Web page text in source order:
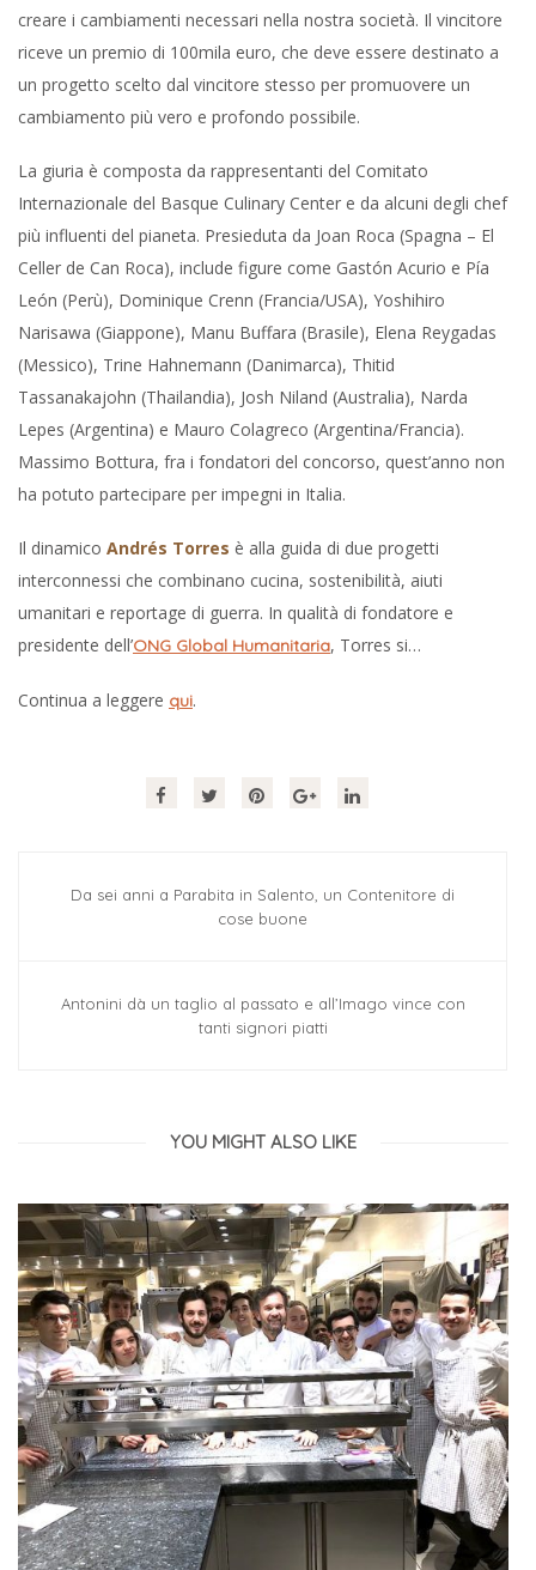
creare i cambiamenti necessari nella nostra società. Il vincitore
riceve un premio di 100mila euro, che deve essere destinato a
un progetto scelto dal vincitore stesso per promuovere un
cambiamento più vero e profondo possibile.
La giuria è composta da rappresentanti del Comitato
Internazionale del Basque Culinary Center e da alcuni degli chef
più influenti del pianeta. Presieduta da Joan Roca (Spagna – El
Celler de Can Roca), include figure come Gastón Acurio e Pía
León (Perù), Dominique Crenn (Francia/USA), Yoshihiro
Narisawa (Giappone), Manu Buffara (Brasile), Elena Reygadas
(Messico), Trine Hahnemann (Danimarca), Thitid
Tassanakajohn (Thailandia), Josh Niland (Australia), Narda
Lepes (Argentina) e Mauro Colagreco (Argentina/Francia).
Massimo Bottura, fra i fondatori del concorso, quest’anno non
ha potuto partecipare per impegni in Italia.
Il dinamico Andrés Torres è alla guida di due progetti
interconnessi che combinano cucina, sostenibilità, aiuti
umanitari e reportage di guerra. In qualità di fondatore e
presidente dell’ONG Global Humanitaria, Torres si…
Continua a leggere qui.
Da sei anni a Parabita in Salento, un Contenitore di
cose buone
Antonini dà un taglio al passato e all’Imago vince con
tanti signori piatti
YOU MIGHT ALSO LIKE